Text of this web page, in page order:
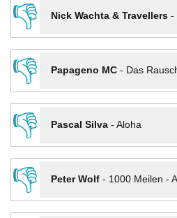
👎
Nick Wachta & Travellers-
👎
Papageno MC- Das
👎
Pascal Silva- Aloha
👎
Peter Wolf- 1000 Meilen -